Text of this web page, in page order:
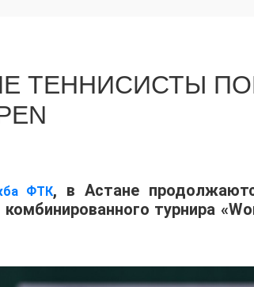
ТЕННИСИСТЫ
ФТК, в Астане
турнира